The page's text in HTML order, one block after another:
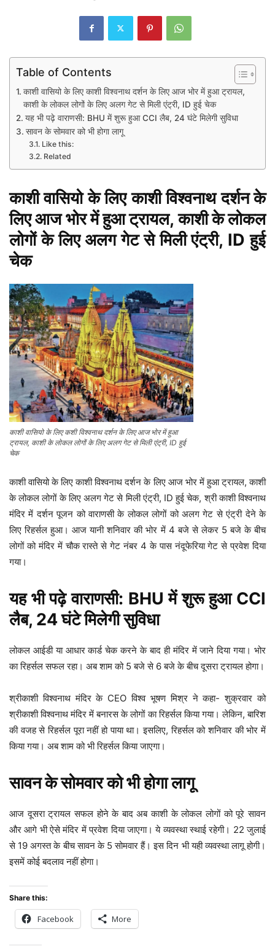
Table of Contents
काशी वासियो के लिए काशी विश्वनाथ दर्शन के लिए आज भोर में हुआ ट्रायल,
काशी के लोकल लोगों के लिए अलग गेट से मिली एंट्री, ID हुई चेक
यह भी पढ़े वाराणसी: BHU में शुरू हुआ CCI लैब, 24 घंटे मिलेगी सुविधा
सावन के सोमवार को भी होगा लागू
Like this:
Related
काशी वासियो के लिए काशी विश्वनाथ दर्शन के
लिए आज भोर में हुआ ट्रायल,काशीके लोकल
लोगों के लिए अलग गेट से मिली एंट्री, ID हुई
चेक
काशी वासियो के लिए कशी विश्वनाथ दर्शन के लिए आज भोर में हुआ
ट्रायल, काशी के लोकल लोगों के लिए अलग गेट से मिली एंट्री, ID हुई
चेक
काशी वासियो के लिए काशी विश्वनाथ दर्शन के लिए आज भोर में हुआ ट्रायल,काशी
के लोकल लोगों के लिए अलग गेट से मिली एंट्री, ID हुई चेक, श्री काशी विश्वनाथ
मंदिर में दर्शन पूजन को वाराणसी के लोकल लोगों को अलग गेट से एंट्री देने के
लिए रिहर्सल हुआ। आज यानी शनिवार की भोर में 4 बजे से लेकर 5 बजे के बीच
लोगों को मंदिर में चौक रास्ते से गेट नंबर 4 के पास नंदूफेरिया गेट से प्रवेश दिया
गया।
यह भी पढ़ेवाराणसी: BHU में शुरू हुआ CCI
लैब, 24 घंटे मिलेगी सुविधा
लोकल आईडी या आधार कार्ड चेक करने के बाद ही मंदिर में जाने दिया गया। भोर
का रिहर्सल सफल रहा। अब शाम को 5 बजे से 6 बजे के बीच दूसरा ट्रायल होगा।
श्रीकाशी विश्वनाथ मंदिर के CEO विश्व भूषण मिश्र ने कहा- शुक्रवार को
श्रीकाशी विश्वनाथ मंदिर में बनारस के लोगों का रिहर्सल किया गया। लेकिन, बारिश
की वजह से रिहर्सल पूरा नहीं हो पाया था। इसलिए, रिहर्सल को शनिवार की भोर में
किया गया। अब शाम को भी रिहर्सल किया जाएगा।
सावन के सोमवार को भी होगा लागू
आज दूसरा ट्रायल सफल होने के बाद अब काशी के लोकल लोगों को पूरे सावन
और आगे भी ऐसे मंदिर में प्रवेश दिया जाएगा। ये व्यवस्था स्थाई रहेगी। 22 जुलाई
से 19 अगस्त के बीच सावन के 5 सोमवार हैं। इस दिन भी यही व्यवस्था लागू होगी।
इसमें कोई बदलाव नहीं होगा।
Share this:
Facebook More